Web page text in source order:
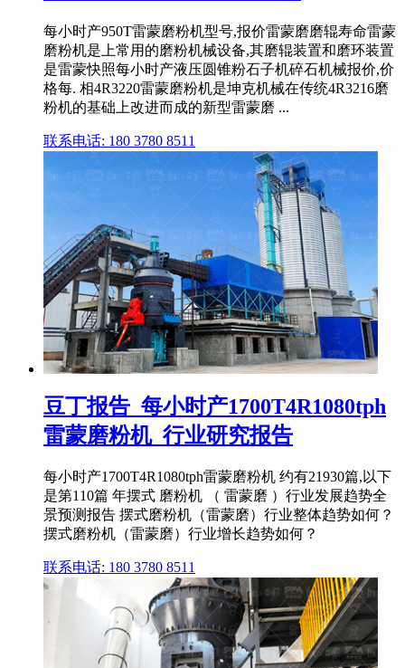
每小时产950T雷蒙磨粉机型号,报价雷蒙磨磨辊寿命雷蒙
磨粉机是上常用的磨粉机械设备,其磨辊装置和磨环装置
是雷蒙快照每小时产液压圆锥粉石子机碎石机械报价,价
格每. 相4R3220雷蒙磨粉机是坤克机械在传统4R3216磨
粉机的基础上改进而成的新型雷蒙磨 ...
联系电话: 180 3780 8511
豆丁报告_每小时产1700T4R1080tph
雷蒙磨粉机_行业研究报告
每小时产1700T4R1080tph雷蒙磨粉机 约有21930篇,以下
是第110篇 年摆式 磨粉机 （ 雷蒙磨 ）行业发展趋势全
景预测报告 摆式磨粉机（雷蒙磨）行业整体趋势如何？
摆式磨粉机（雷蒙磨）行业增长趋势如何？
联系电话: 180 3780 8511